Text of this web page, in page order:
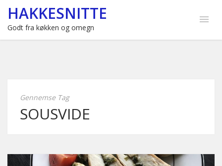
HAKKESNITTE
Godt fra køkken og omegn
Gennemse Tag
SOUSVIDE